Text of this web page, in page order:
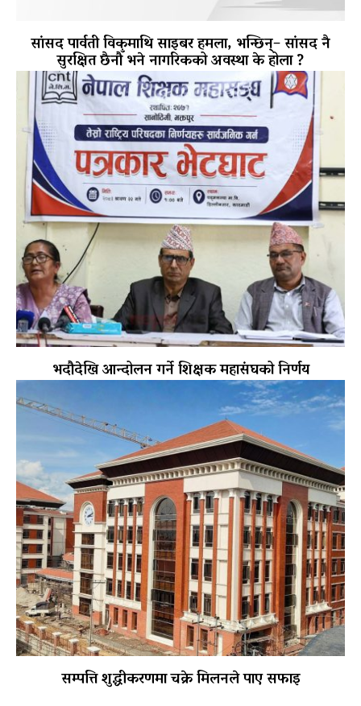
सांसद पार्वती विकमाथि साइबर हमला, भन्छिन्– सांसद नै
सुरक्षित छैनौँ भने नागरिकको अवस्था के होला ?
भदौदेखि आन्दोलन गर्ने शिक्षक महासंघको निर्णय
सम्पत्ति शुद्धीकरणमा चक्रे मिलनले पाए सफाइ